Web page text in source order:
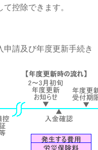
控除できます。
申請及び年度更新手続き